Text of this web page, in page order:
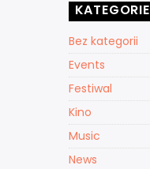
KATEGORIE
Bez kategorii
Events
Festiwal
Kino
Music
News